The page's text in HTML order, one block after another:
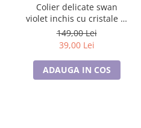
Colier delicate swan
violet inchis cu cristale si
placat cu aur
149,00 Lei
39,00 Lei
ADAUGA IN COS